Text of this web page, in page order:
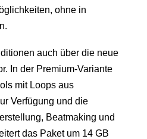
ohne in
auch über die neue
In der Premium-Variante
mit Loops aus
Verfügung und die
Beatmaking und
das Paket um 14 GB